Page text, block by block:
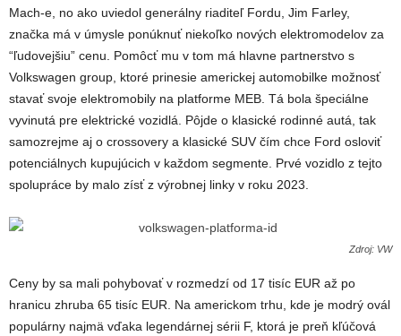
Mach-e, no ako uviedol generálny riaditeľ Fordu, Jim Farley,
značka má v úmysle ponúknuť niekoľko nových elektromodelov za
“ľudovejšiu” cenu. Pomôcť mu v tom má hlavne partnerstvo s
Volkswagen group, ktoré prinesie americkej automobilke možnosť
stavať svoje elektromobily na platforme MEB. Tá bola špeciálne
vyvinutá pre elektrické vozidlá. Pôjde o klasické rodinné autá, tak
samozrejme aj o crossovery a klasické SUV čím chce Ford osloviť
potenciálnych kupujúcich v každom segmente. Prvé vozidlo z tejto
spolupráce by malo zísť z výrobnej linky v roku 2023.
Zdroj: VW
Ceny by sa mali pohybovať v rozmedzí od 17 tisíc EUR až po
hranicu zhruba 65 tisíc EUR. Na americkom trhu, kde je modrý ovál
populárny najmä vďaka legendárnej sérii F, ktorá je preň kľúčová